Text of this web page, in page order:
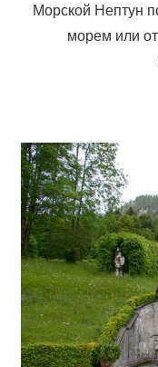
Морской Нептун
морем или